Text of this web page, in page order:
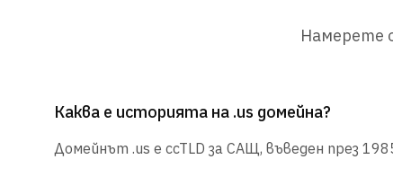
Намерете
Каква е историята на .us домейна?
Домейнът .us е ccTLD за САЩ, въведен през